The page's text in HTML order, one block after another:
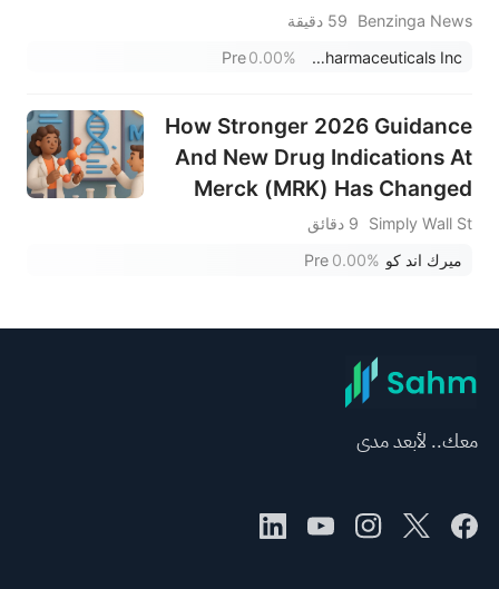
Benzinga News
59 دقيقة
Aurinia Pharmaceuticals Inc.
0.00%
Pre
How Stronger 2026 Guidance
And New Drug Indications At
Merck (MRK) Has Changed
Its Investment Story
Simply Wall St
9 دقائق
ميرك اند كو 0.00%
Pre
معك.. لأبعد مدى